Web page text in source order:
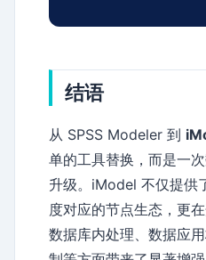
结语
从 SPSS Modeler 到
单的工具替换，而是一
升级。iModel 不仅提供
度对应的节点生态，更
数据库内处理、数据应